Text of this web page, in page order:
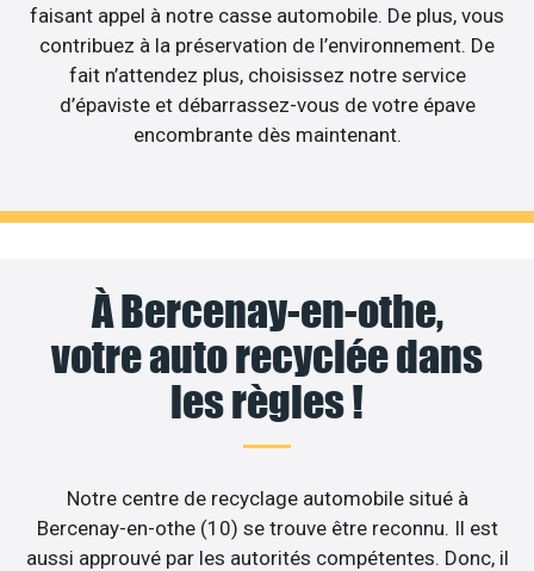
faisant appel à notre casse automobile. De plus, vous
contribuez à la préservation de l’environnement. De
fait n’attendez plus, choisissez notre service
d’épaviste et débarrassez-vous de votre épave
encombrante dès maintenant.
À Bercenay-en-othe,
votre auto recyclée dans
les règles !
Notre centre de recyclage automobile situé à
Bercenay-en-othe (10) se trouve être reconnu. Il est
aussi approuvé par les autorités compétentes. Donc, il